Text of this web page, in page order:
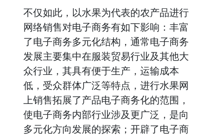
不仅如此，以水果为代表的农产品进行
网络销售对电子商务有如下影响：丰富
了电子商务多元化结构，通常电子商务
发展主要集中在服装贸易行业及其他大
众行业，其具有便于生产，运输成本
低，受众群体广泛等特点，进行水果网
上销售拓展了产品电子商务化的范围，
使电子商务内部行业涉及更广泛，是向
多元化方向发展的探索；开辟了电子商